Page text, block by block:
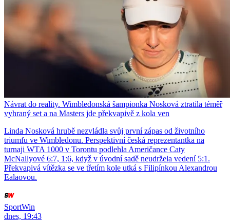
Návrat do reality. Wimbledonská šampionka Nosková ztratila téměř
vyhraný set a na Masters jde překvapivě z kola ven
Linda Nosková hrubě nezvládla svůj první zápas od životního
triumfu ve Wimbledonu. Perspektivní česká reprezentantka na
turnaji WTA 1000 v Torontu podlehla Američance Caty
McNallyové 6:7, 1:6, když v úvodní sadě neudržela vedení 5:1.
Překvapivá vítězka se ve třetím kole utká s Filipínkou Alexandrou
Ealaovou.
SportWin
dnes, 19:43